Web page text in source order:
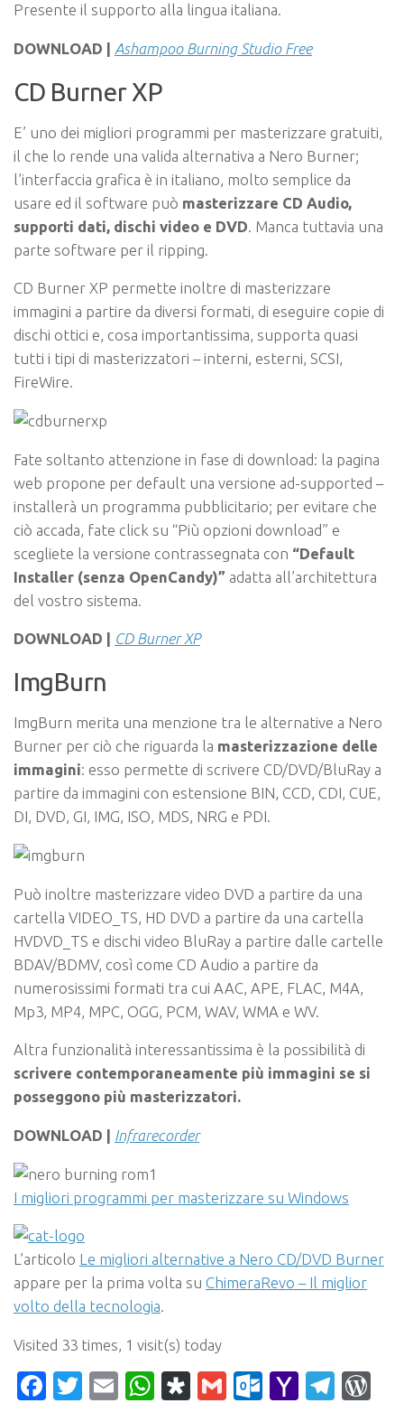
Presente il supporto alla lingua italiana.
DOWNLOAD | Ashampoo Burning Studio Free
CD Burner XP
E’ uno dei migliori programmi per masterizzare gratuiti,
il che lo rende una valida alternativa a Nero Burner;
l’interfaccia grafica è in italiano, molto semplice da
usare ed il software può masterizzare CD Audio,
supporti dati, dischi video e DVD . Manca tuttavia una
parte software per il ripping.
CD Burner XP permette inoltre di masterizzare
immagini a partire da diversi formati, di eseguire copie di
dischi ottici e, cosa importantissima, supporta quasi
tutti i tipi di masterizzatori – interni, esterni, SCSI,
FireWire.
Fate soltanto attenzione in fase di download: la pagina
web propone per default una versione ad-supported –
installerà un programma pubblicitario; per evitare che
ciò accada, fate click su “Più opzioni download” e
scegliete la versione contrassegnata con “Default
Installer (senza OpenCandy)” adatta all’architettura
del vostro sistema.
DOWNLOAD | CD Burner XP
ImgBurn
ImgBurn merita una menzione tra le alternative a Nero
Burner per ciò che riguarda la masterizzazione delle
immagini: esso permette di scrivere CD/DVD/BluRay a
partire da immagini con estensione BIN, CCD, CDI, CUE,
DI, DVD, GI, IMG, ISO, MDS, NRG e PDI.
Può inoltre masterizzare video DVD a partire da una
cartella VIDEO_TS, HD DVD a partire da una cartella
HVDVD_TS e dischi video BluRay a partire dalle cartelle
BDAV/BDMV, così come CD Audio a partire da
numerosissimi formati tra cui AAC, APE, FLAC, M4A,
Mp3, MP4, MPC, OGG, PCM, WAV, WMA e WV.
Altra funzionalità interessantissima è la possibilità di
scrivere contemporaneamente più immagini se si
posseggono più masterizzatori.
DOWNLOAD | Infrarecorder
I migliori programmi per masterizzare su Windows
L’articolo Le migliori alternative a Nero CD/DVD Burner
appare per la prima volta su ChimeraRevo – Il miglior
volto della tecnologia.
Visited 33 times, 1 visit(s) today
Facebook
Twitter
EmailWhatsApp
Diaspora
Gmail Yahoo